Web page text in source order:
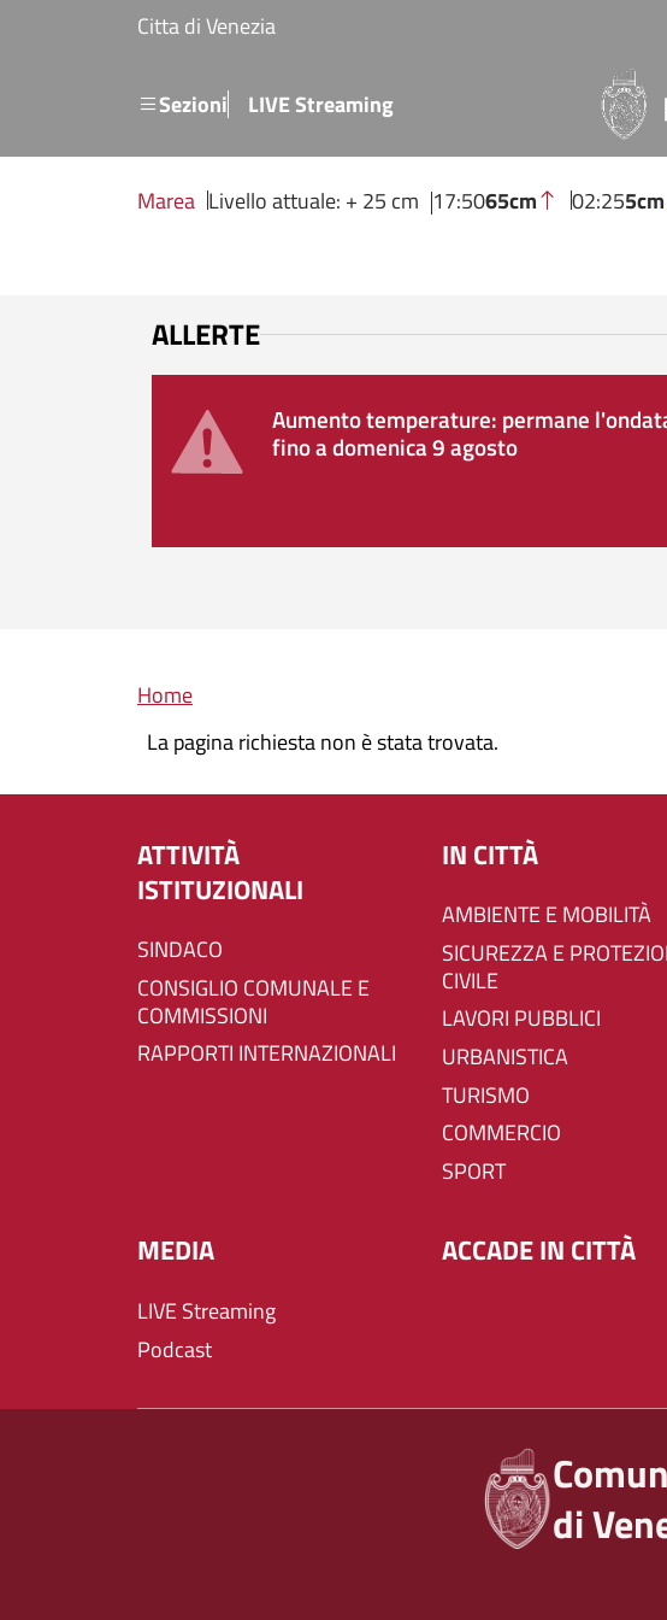
Salta al contenuto principale
Citta di Venezia
SezioniMenu secondario
LIVE Streaming
Marea Livello attuale: + 25 cm 17:5065cm 02:255cm
ALLERTE
Aumento temperature: permane
fino a domenica 9 agosto
Briciole di pane
Home
La pagina richiesta non è stata trovata.
ATTIVITÀ
ISTITUZIONALI
SINDACO
CONSIGLIO COMUNALE E
COMMISSIONI
RAPPORTI INTERNAZIONALI
IN CITTÀ
AMBIENTE E MOBILITÀ
SICUREZZA E PROTEZIONE
CIVILE
LAVORI PUBBLICI
URBANISTICA
TURISMO
COMMERCIO
SPORT
MEDIA
LIVE Streaming
Podcast
ACCADE IN CITTÀ
di